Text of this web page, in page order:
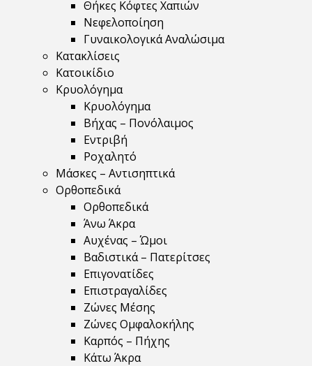
Θήκες Κόφτες Χαπιών
Νεφελοποίηση
Γυναικολογικά Αναλώσιμα
Κατακλίσεις
Κατοικίδιο
Κρυολόγημα
Κρυολόγημα
Βήχας – Πονόλαιμος
Εντριβή
Ροχαλητό
Μάσκες – Αντισηπτικά
Ορθοπεδικά
Ορθοπεδικά
Άνω Άκρα
Αυχένας – Ώμοι
Βαδιστικά – Πατερίτσες
Επιγονατίδες
Επιστραγαλίδες
Ζώνες Μέσης
Ζώνες Ομφαλοκήλης
Καρπός – Πήχης
Κάτω Άκρα